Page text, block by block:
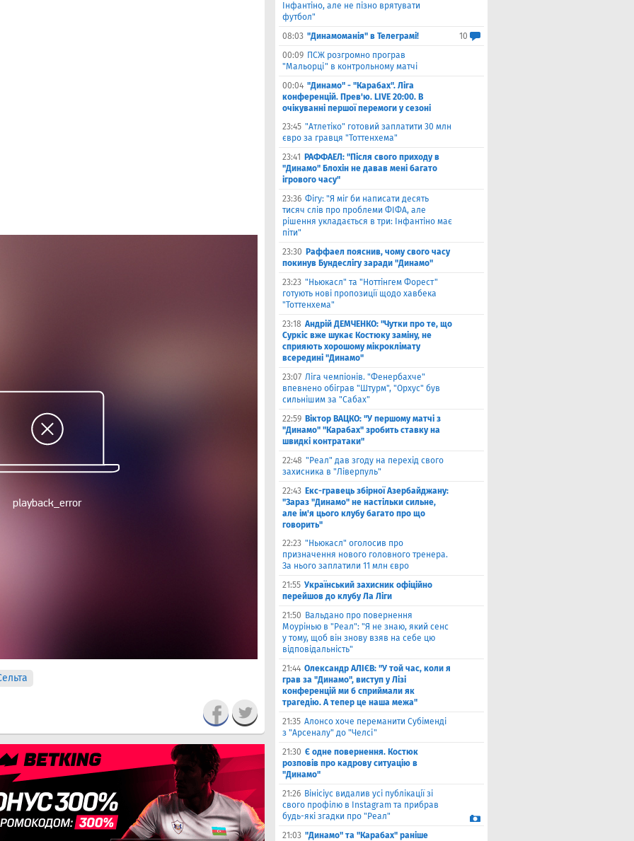
Інфантіно, але не пізно врятувати
футбол"
08:03 "Динамоманія" в Телеграмі!
10
00:09 ПСЖ розгромно програв
"Мальорці" в контрольному матчі
00:04 "Динамо" - "Карабах". Ліга
конференцій. Прев'ю. LIVE 20:00. В
очікуванні першої перемоги у сезоні
23:45 "Атлетіко" готовий заплатити 30 млн
євро за гравця "Тоттенхема"
23:41
РАФФАЕЛ: "Після свого приходу в
"Динамо" Блохін не давав мені багато
ігрового часу"
23:36 Фігу: "Я міг би написати десять
тисяч слів про проблеми ФІФА, але
рішення укладається в три: Інфантіно має
піти"
23:30 Раффаел пояснив, чому свого часу
покинув Бундеслігу заради "Динамо"
23:23 "Ньюкасл" та "Ноттінгем Форест"
готують нові пропозиції щодо хавбека
"Тоттенхема"
23:18 Андрій ДЕМЧЕНКО: "Чутки про те, що
Суркіс вже шукає Костюку заміну, не
сприяють хорошому мікроклімату
всередині "Динамо"
23:07 Ліга чемпіонів. "Фенербахче"
впевнено обіграв "Штурм", "Орхус" був
сильнішим за "Сабах"
22:59 Віктор ВАЦКО: "У першому матчі з
"Динамо" "Карабах" зробить ставку на
швидкі контратаки"
22:48 "Реал" дав згоду на перехід свого
захисника в "Ліверпуль"
22:43 Екс-гравець збірної Азербайджану:
"Зараз "Динамо" не настільки сильне,
але ім'я цього клубу багато про що
говорить"
22:23 "Ньюкасл" оголосив про
призначення нового головного тренера.
За нього заплатили 11 млн євро
21:55 Український захисник офіційно
перейшов до клубу Ла Ліги
21:50 Вальдано про повернення
Моурінью в "Реал": "Я не знаю, який сенс
у тому, щоб він знову взяв на себе цю
відповідальність"
21:44 Олександр АЛІЄВ: "У той час, коли я
грав за "Динамо", виступ у Лізі
конференцій ми б сприймали як
трагедію. А тепер це наша межа"
21:35 Алонсо хоче переманити Субіменді
з "Арсеналу" до "Челсі"
21:30 Є одне повернення. Костюк
розповів про кадрову ситуацію в
"Динамо"
21:26 Вінісіус видалив усі публікації зі
свого профілю в Instagram та прибрав
будь-які згадки про "Реал"
21:03 "Динамо" та "Карабах" раніше